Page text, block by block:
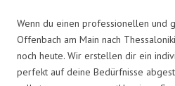
Wenn du einen professionellen und
Offenbach am Main nach
noch heute. Wir erstellen dir ein
perfekt auf deine Bedürfnisse